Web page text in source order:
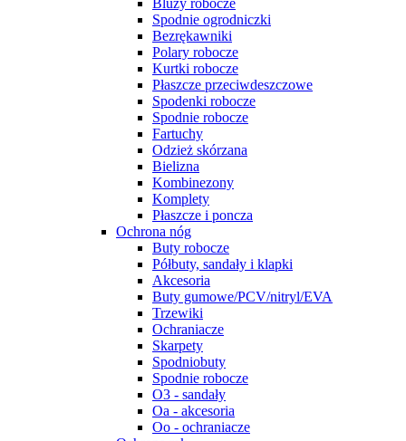
Bluzy robocze
Spodnie ogrodniczki
Bezrękawniki
Polary robocze
Kurtki robocze
Płaszcze przeciwdeszczowe
Spodenki robocze
Spodnie robocze
Fartuchy
Odzież skórzana
Bielizna
Kombinezony
Komplety
Płaszcze i poncza
Ochrona nóg
Buty robocze
Półbuty, sandały i klapki
Akcesoria
Buty gumowe/PCV/nitryl/EVA
Trzewiki
Ochraniacze
Skarpety
Spodniobuty
Spodnie robocze
O3 - sandały
Oa - akcesoria
Oo - ochraniacze